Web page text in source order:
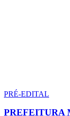
PRÉ-EDITAL
PREFEITURA